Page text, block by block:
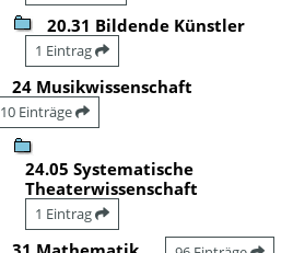
20.31 Bildende Künstler
1 Eintrag
24 Musikwissenschaft
10 Einträge
24.05 Systematische
Theaterwissenschaft
1 Eintrag